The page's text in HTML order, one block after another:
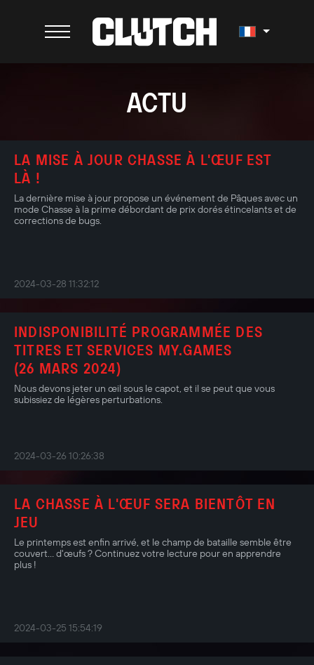
ACTU
LA MISE À JOUR CHASSE À L'ŒUF EST
LÀ !
La dernière mise à jour propose un événement de Pâques avec un
mode Chasse à la prime débordant de prix dorés étincelants et de
corrections de bugs.
2024-03-28 11:32:12
INDISPONIBILITÉ PROGRAMMÉE DES
TITRES ET SERVICES MY.GAMES
(26 MARS 2024)
Nous devons jeter un œil sous le capot, et il se peut que vous
subissiez de légères perturbations.
2024-03-26 10:26:38
LA CHASSE À L'ŒUF SERA BIENTÔT EN
JEU
Le printemps est enfin arrivé, et le champ de bataille semble être
couvert... d'œufs ? Continuez votre lecture pour en apprendre
plus !
2024-03-25 15:54:19